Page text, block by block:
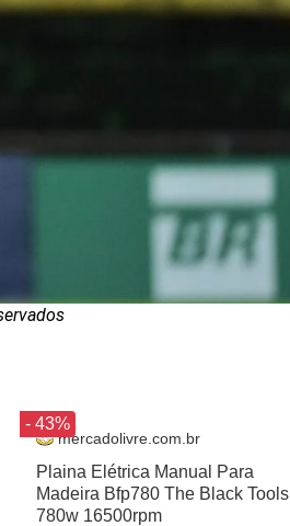
- 43%
mercadolivre.com.br
Plaina Elétrica Manual Para
Madeira Bfp780 The Black Tools
780w 16500rpm